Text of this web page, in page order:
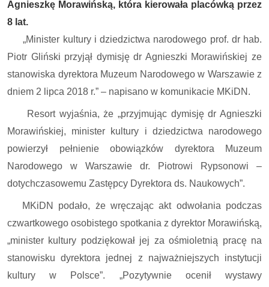
Agnieszkę Morawińską, która kierowała placówką przez
8 lat.
„Minister kultury i dziedzictwa narodowego prof. dr hab.
Piotr Gliński przyjął dymisję dr Agnieszki Morawińskiej ze
stanowiska dyrektora Muzeum Narodowego w Warszawie z
dniem 2 lipca 2018 r.” – napisano w komunikacie MKiDN.
Resort wyjaśnia, że „przyjmując dymisję dr Agnieszki
Morawińskiej, minister kultury i dziedzictwa narodowego
powierzył pełnienie obowiązków dyrektora Muzeum
Narodowego w Warszawie dr. Piotrowi Rypsonowi –
dotychczasowemu Zastępcy Dyrektora ds. Naukowych”.
MKiDN podało, że wręczając akt odwołania podczas
czwartkowego osobistego spotkania z dyrektor Morawińską,
„minister kultury podziękował jej za ośmioletnią pracę na
stanowisku dyrektora jednej z najważniejszych instytucji
kultury w Polsce”. „Pozytywnie ocenił wystawy